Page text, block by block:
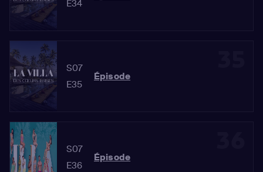
E34
S07
E35
Épisode
S07
E36
Épisode